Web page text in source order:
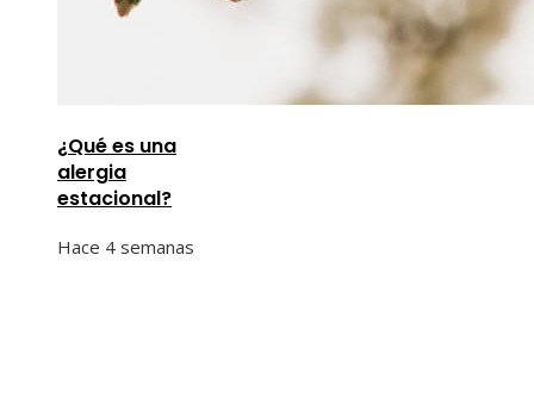
¿Qué es una
alergia
estacional?
Hace 4 semanas